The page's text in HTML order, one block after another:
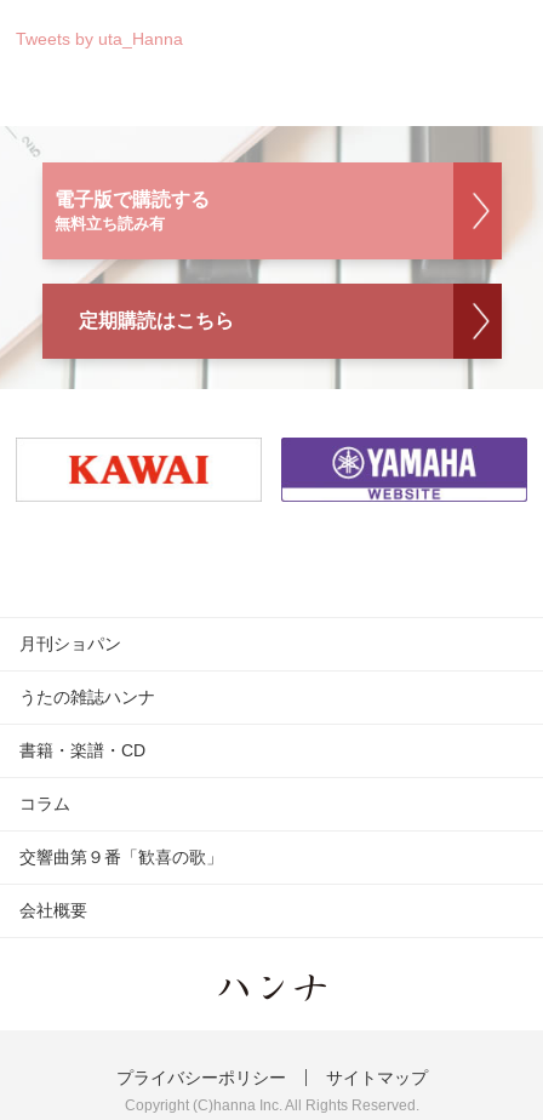
Tweets by uta_Hanna
電子版で購読する
無料立ち読み有
定期購読はこちら
月刊ショパン
うたの雑誌ハンナ
書籍・楽譜・CD
コラム
交響曲第９番「歓喜の歌」
会社概要
プライバシーポリシー サイトマップ
Copyright (C)hanna Inc. All Rights Reserved.